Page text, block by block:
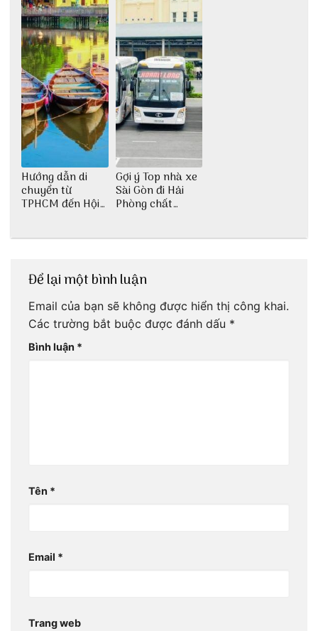
Hướng dẫn di
chuyển từ
TPHCM đến Hội
Gợi ý Top nhà xe
Sài Gòn đi Hải
Phòng chất
Để lại một bình luận
Email của bạn sẽ không được hiển thị công khai.
Các trường bắt buộc được đánh dấu *
Bình luận *
Tên *
Email *
Trang web